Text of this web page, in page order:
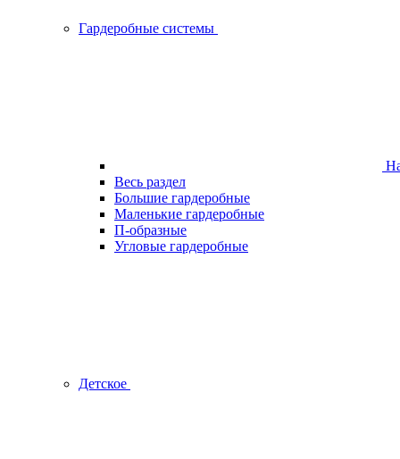
Гардеробные системы
Весь раздел
Большие гардеробные
Маленькие гардеробные
П-образные
Угловые гардеробные
Детское